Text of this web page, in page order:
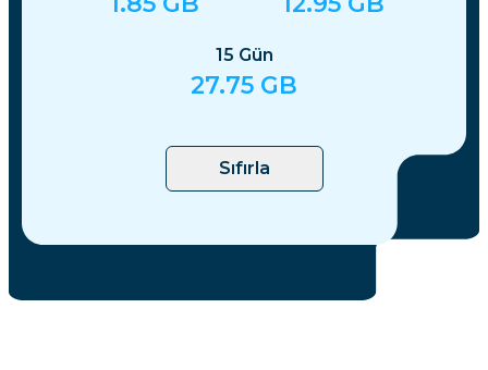
15 Gün
27.75 GB
Sıfırla